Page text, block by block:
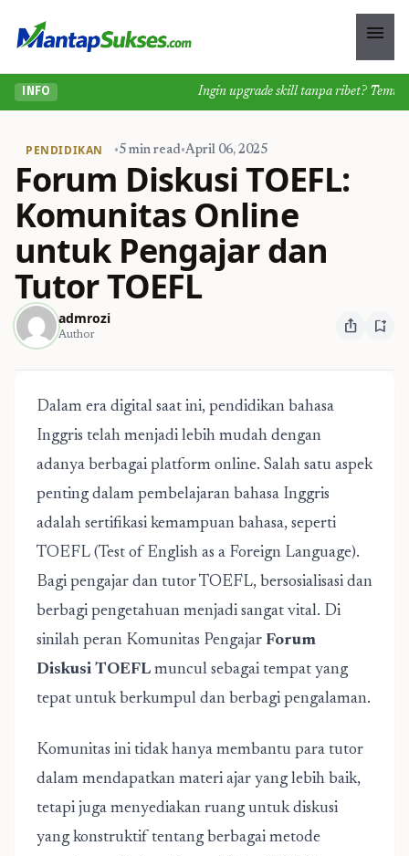
menu
INFO Ingin upgrade skill tanpa ribet?
PENDIDIKAN •5 min read•April 06, 2025
Forum Diskusi TOEFL:
Komunitas Online
untuk Pengajar dan
Tutor TOEFL
admrozi
Author ios_share bookmark_add
Dalam era digital saat ini, pendidikan bahasa
Inggris telah menjadi lebih mudah dengan
adanya berbagai platform online. Salah satu aspek
penting dalam pembelajaran bahasa Inggris
adalah sertifikasi kemampuan bahasa, seperti
TOEFL (Test of English as a Foreign Language).
Bagi pengajar dan tutor TOEFL, bersosialisasi dan
berbagi pengetahuan menjadi sangat vital. Di
sinilah peran Komunitas Pengajar Forum
Diskusi TOEFL muncul sebagai tempat yang
tepat untuk berkumpul dan berbagi pengalaman.
Komunitas ini tidak hanya membantu para tutor
dalam mendapatkan materi ajar yang lebih baik,
tetapi juga menyediakan ruang untuk diskusi
yang konstruktif tentang berbagai metode